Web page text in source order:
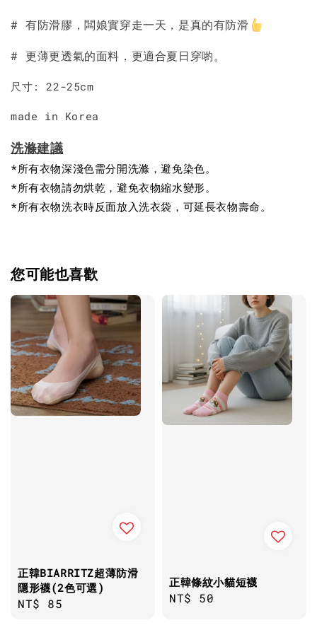
# 有防滑膠，闆娘實穿走一天，是真的有防滑
# 更薄更透氣的面料，更適合夏日穿喲。
尺寸: 22-25cm
made in Korea
洗滌建議
*所有衣物深淺色需分開洗滌，避免染色。
*所有衣物請勿烘乾，避免衣物縮水變形。
*所有衣物洗衣時反面放入洗衣袋，可延長衣物壽命。
您可能也喜歡
正韓BIARRITZ超薄防滑
隱形襪(2色可選)
Regular
NT$ 85
正韓條紋小貓短襪
Regular
NT$ 50